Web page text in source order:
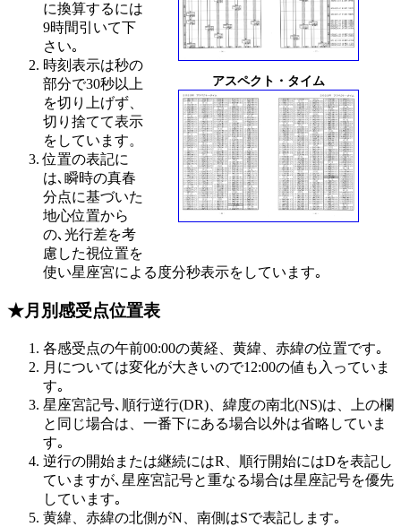
アスペクト・タイム
に換算するには
9時間引いて下
さい｡
時刻表示は秒の
部分で30秒以上
を切り上げず、
切り捨てて表示
をしています。
位置の表記に
は､瞬時の真春
分点に基づいた
地心位置から
の､光行差を考
慮した視位置を
使い星座宮による度分秒表示をしています｡
★月別感受点位置表
各感受点の午前00:00の黄経、黄緯、赤緯の位置です｡
月については変化が大きいので12:00の値も入っていま
す｡
星座宮記号､順行逆行(DR)、緯度の南北(NS)は、上の欄
と同じ場合は、一番下にある場合以外は省略していま
す｡
逆行の開始または継続にはR、順行開始にはDを表記し
ていますが､星座宮記号と重なる場合は星座記号を優先
しています｡
黄緯、赤緯の北側がN、南側はSで表記します｡